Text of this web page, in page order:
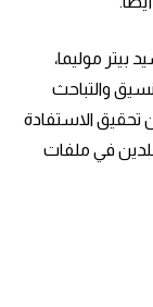
بيتر موليما،
والتباحث
تحقيق الاستفادة
في ملفات